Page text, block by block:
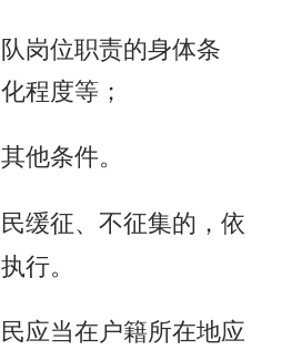
岗位职责的身体条
程度等；
他条件。
缓征、不征集的，依
行。
应当在户籍所在地应